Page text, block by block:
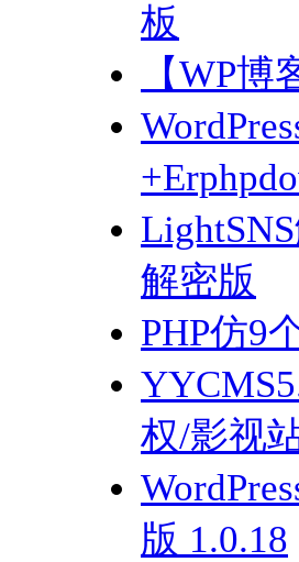
板
【WP
解密版
PHP仿9
权/影视
版 1.0.18